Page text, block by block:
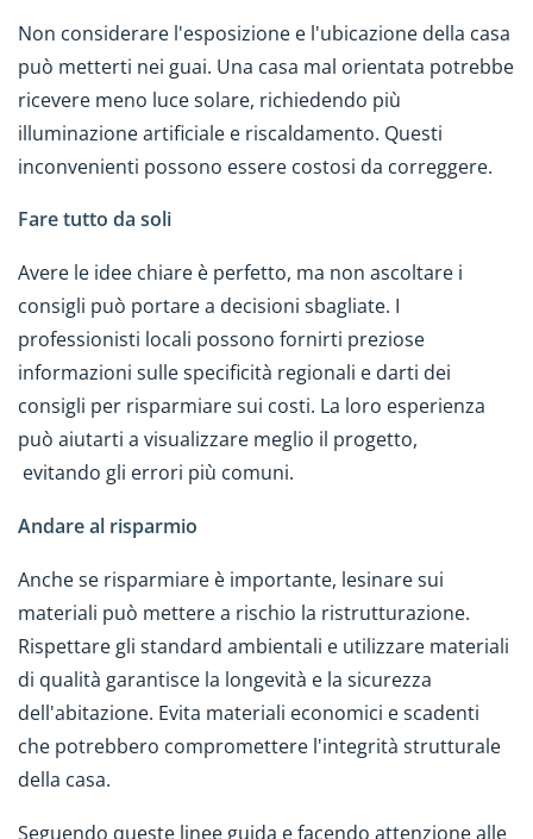
Non considerare l'esposizione e l'ubicazione della casa
può metterti nei guai. Una casa mal orientata potrebbe
ricevere meno luce solare, richiedendo più
illuminazione artificiale e riscaldamento. Questi
inconvenienti possono essere costosi da correggere.
Fare tutto da soli
Avere le idee chiare è perfetto, ma non ascoltare i
consigli può portare a decisioni sbagliate. I
professionisti locali possono fornirti preziose
informazioni sulle specificità regionali e darti dei
consigli per risparmiare sui costi. La loro esperienza
può aiutarti a visualizzare meglio il progetto,
evitando gli errori più comuni.
Andare al risparmio
Anche se risparmiare è importante, lesinare sui
materiali può mettere a rischio la ristrutturazione.
Rispettare gli standard ambientali e utilizzare materiali
di qualità garantisce la longevità e la sicurezza
dell'abitazione. Evita materiali economici e scadenti
che potrebbero compromettere l'integrità strutturale
della casa.
Seguendo queste linee guida e facendo attenzione alle